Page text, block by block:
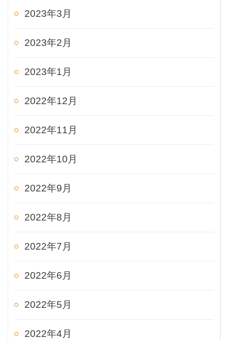
2023年3月
2023年2月
2023年1月
2022年12月
2022年11月
2022年10月
2022年9月
2022年8月
2022年7月
2022年6月
2022年5月
2022年4月